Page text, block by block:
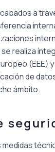
a
realiza
(EEE)
de
ámbito.
medidas